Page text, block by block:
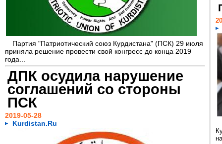
Партия "Патриотический союз Курдистана" (ПСК) 29 июля
приняла решение провести свой конгресс до конца 2019
года...
ДПК осудила нарушение
соглашений со стороны
ПСК
2019-05-28
Kurdistan.Ru